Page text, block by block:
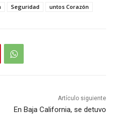
Seguridad untos Corazón
Artículo siguiente
En Baja California, se detuvo